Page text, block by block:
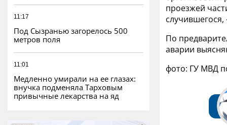
11:17
Под Сызранью загорелось 500
метров поля
11:01
Медленно умирали на ее глазах:
внучка подменяла Тарховым
привычные лекарства на яд
проезжей
По
аварии
фото: ГУ МВД